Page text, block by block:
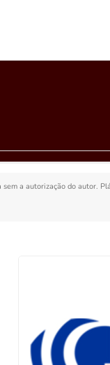
a autorização do autor.